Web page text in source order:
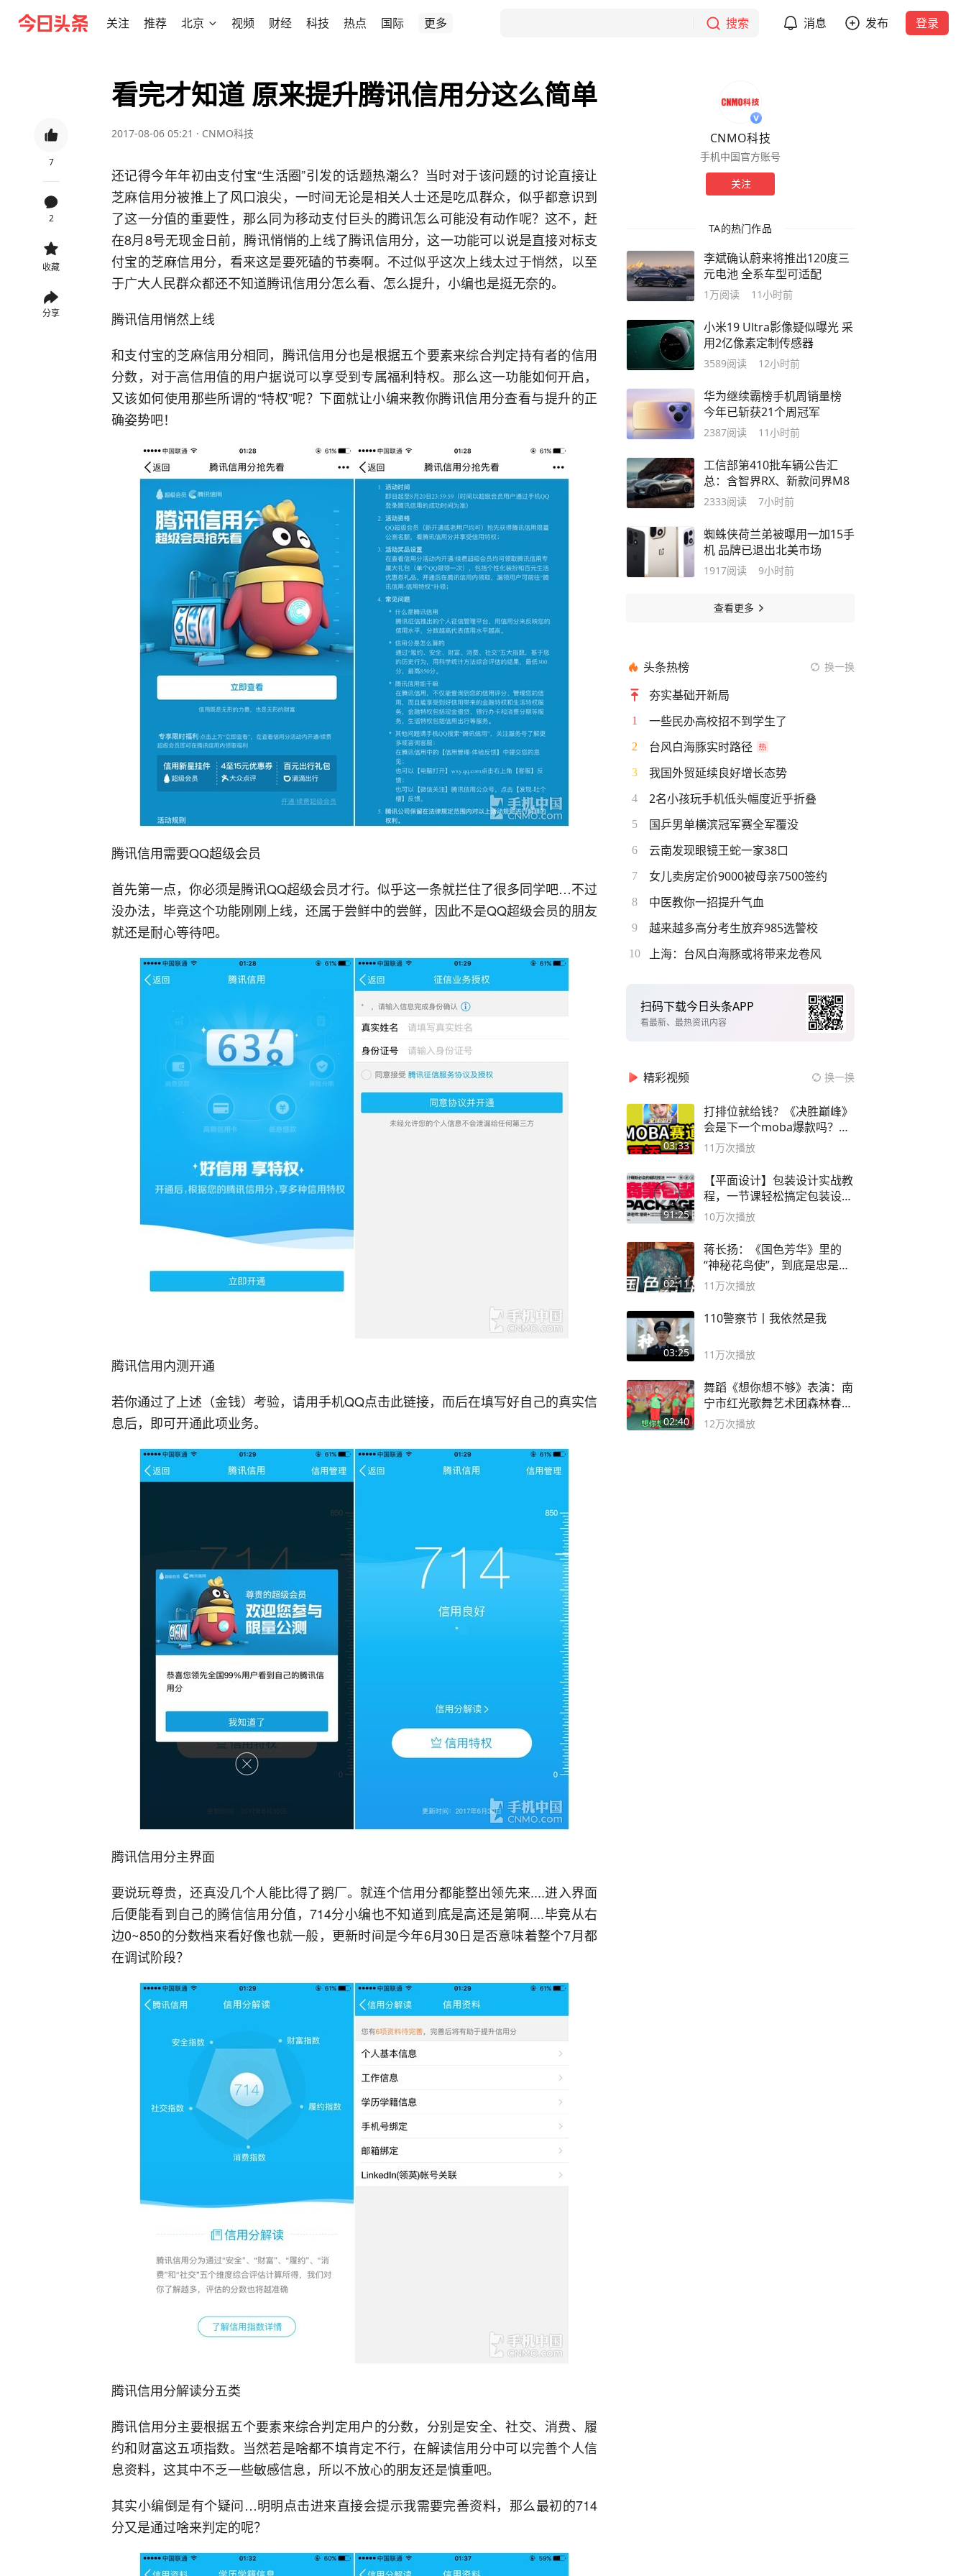
关注 推荐 北京 视频 财经 科技 热点 国际 更多 搜索 消息 发布 登录
7
2
收藏
分享
看完才知道 原来提升腾讯信用分这么简单
2017-08-06 05:21 · CNMO科技
还记得今年年初由支付宝“生活圈”引发的话题热潮么？当时对于该问题的讨论直接让
芝麻信用分被推上了风口浪尖，一时间无论是相关人士还是吃瓜群众，似乎都意识到
了这一分值的重要性，那么同为移动支付巨头的腾讯怎么可能没有动作呢？这不，赶
在8月8号无现金日前，腾讯悄悄的上线了腾讯信用分，这一功能可以说是直接对标支
付宝的芝麻信用分，看来这是要死磕的节奏啊。不过似乎这次上线太过于悄然，以至
于广大人民群众都还不知道腾讯信用分怎么看、怎么提升，小编也是挺无奈的。
腾讯信用悄然上线
和支付宝的芝麻信用分相同，腾讯信用分也是根据五个要素来综合判定持有者的信用
分数，对于高信用值的用户据说可以享受到专属福利特权。那么这一功能如何开启，
又该如何使用那些所谓的“特权”呢？下面就让小编来教你腾讯信用分查看与提升的正
确姿势吧！
腾讯信用需要QQ超级会员
首先第一点，你必须是腾讯QQ超级会员才行。似乎这一条就拦住了很多同学吧…不过
没办法，毕竟这个功能刚刚上线，还属于尝鲜中的尝鲜，因此不是QQ超级会员的朋友
就还是耐心等待吧。
腾讯信用内测开通
若你通过了上述（金钱）考验，请用手机QQ点击此链接，而后在填写好自己的真实信
息后，即可开通此项业务。
腾讯信用分主界面
要说玩尊贵，还真没几个人能比得了鹅厂。就连个信用分都能整出领先来....进入界面
后便能看到自己的腾信信用分值，714分小编也不知道到底是高还是第啊....毕竟从右
边0~850的分数档来看好像也就一般，更新时间是今年6月30日是否意味着整个7月都
在调试阶段？
腾讯信用分解读分五类
腾讯信用分主要根据五个要素来综合判定用户的分数，分别是安全、社交、消费、履
约和财富这五项指数。当然若是啥都不填肯定不行，在解读信用分中可以完善个人信
息资料，这其中不乏一些敏感信息，所以不放心的朋友还是慎重吧。
其实小编倒是有个疑问…明明点击进来直接会提示我需要完善资料，那么最初的714
分又是通过啥来判定的呢？
CNMO科技
手机中国官方账号
关注
TA的热门作品
李斌确认蔚来将推出120度三
元电池 全系车型可适配
1万阅读 11小时前
小米19 Ultra影像疑似曝光 采
用2亿像素定制传感器
3589阅读 12小时前
华为继续霸榜手机周销量榜
今年已斩获21个周冠军
2387阅读 11小时前
工信部第410批车辆公告汇
总：含智界RX、新款问界M8
2333阅读 7小时前
蜘蛛侠荷兰弟被曝用一加15手
机 品牌已退出北美市场
1917阅读 9小时前
查看更多
头条热榜 换一换
夯实基础开新局
1 一些民办高校招不到学生了
2 台风白海豚实时路径
3 我国外贸延续良好增长态势
4 2名小孩玩手机低头幅度近乎折叠
5 国乒男单横滨冠军赛全军覆没
6 云南发现眼镜王蛇一家38口
7 女儿卖房定价9000被母亲7500签约
8 中医教你一招提升气血
9 越来越多高分考生放弃985选警校
10 上海：台风白海豚或将带来龙卷风
扫码下载今日头条APP
看最新、最热资讯内容
精彩视频 换一换
03:33
打排位就给钱？《决胜巅峰》
会是下一个moba爆款吗？#
决胜巅峰
11万次播放
91:25
【平面设计】包装设计实战教
程，一节课轻松搞定包装设计
流程！
10万次播放
02:11
蒋长扬：《国色芳华》里的
“神秘花鸟使”，到底是忠是
奸？
11万次播放
03:25
110警察节丨我依然是我
11万次播放
02:40
舞蹈《想你想不够》表演：南
宁市红光歌舞艺术团森林春红
舞蹈队。
12万次播放